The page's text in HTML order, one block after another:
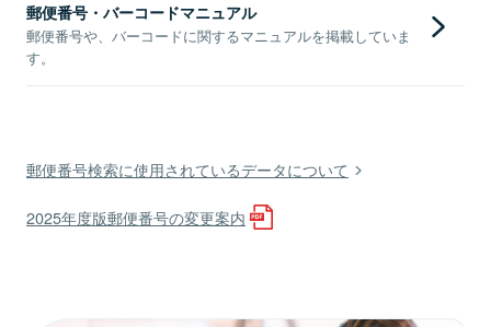
郵便番号・バーコードマニュアル
郵便番号や、バーコードに関するマニュアルを掲載していま
す。
郵便番号検索に使用されているデータについて
2025年度版郵便番号の変更案内